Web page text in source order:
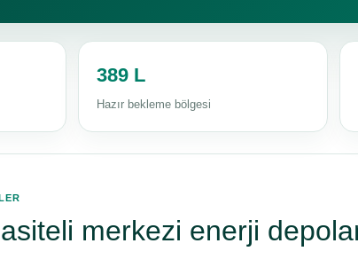
389 L
Hazır bekleme bölgesi
merkezi enerji